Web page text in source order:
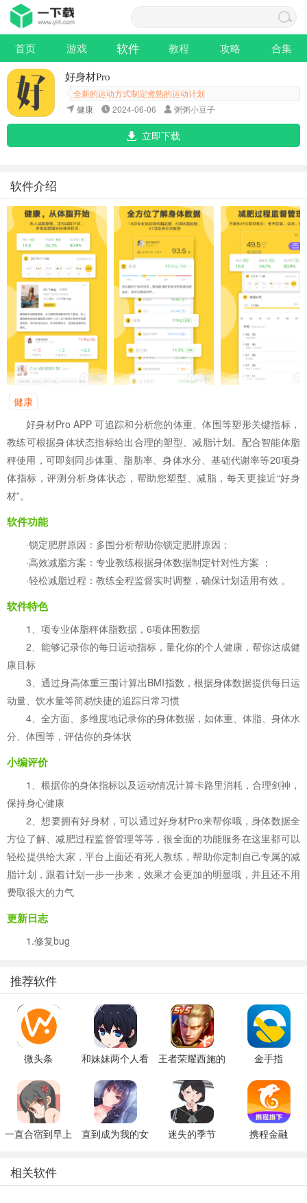
首页 游戏 软件 教程 攻略 合集
好身材Pro
全新的运动方式制定煮熟的运动计划
健康
2024-06-06 粥粥小豆子
立即下载
软件介绍
健康
好身材Pro APP 可追踪和分析您的体重、体围等塑形关键指标，
教练可根据身体状态指标给出合理的塑型、减脂计划。配合智能体脂
秤使用，可即刻同步体重、脂肪率、身体水分、基础代谢率等20项身
体指标，评测分析身体状态，帮助您塑型、减脂，每天更接近“好身
材”。
软件功能
·锁定肥胖原因：多围分析帮助你锁定肥胖原因；
·高效减脂方案：专业教练根据身体数据制定针对性方案 ；
·轻松减脂过程：教练全程监督实时调整，确保计划适用有效 。
软件特色
1、项专业体脂秤体脂数据，6项体围数据
2、能够记录你的每日运动指标，量化你的个人健康，帮你达成健
康目标
3、通过身高体重三围计算出BMI指数，根据身体数据提供每日运
动量、饮水量等简易快捷的追踪日常习惯
4、全方面、多维度地记录你的身体数据，如体重、体脂、身体水
分、体围等，评估你的身体状
小编评价
1、根据你的身体指标以及运动情况计算卡路里消耗，合理剑神，
保持身心健康
2、想要拥有好身材，可以通过好身材Pro来帮你哦，身体数据全
方位了解、减肥过程监督管理等等，很全面的功能服务在这里都可以
轻松提供给大家，平台上面还有死人教练，帮助你定制自己专属的减
脂计划，跟着计划一步一步来，效果才会更加的明显哦，并且还不用
费取很大的力气
更新日志
1.修复bug
推荐软件
微头条
和妹妹两个人看
王者荣耀西施的
金手指
一直合宿到早上
直到成为我的女
迷失的季节
携程金融
相关软件